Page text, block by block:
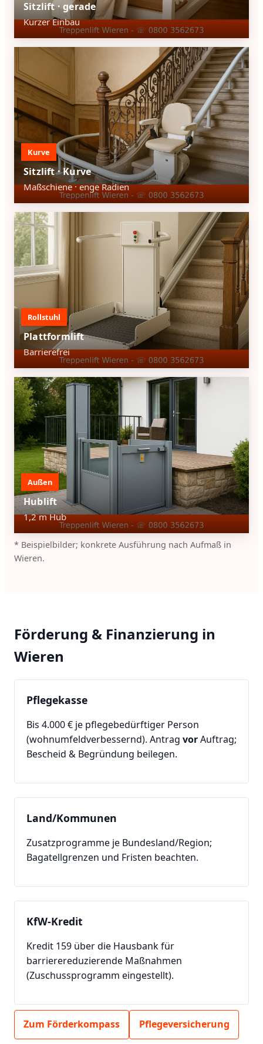
Sitzlift · gerade
Kurzer Einbau
Kurve
Sitzlift · Kurve
Maßschiene · enge Radien
Rollstuhl
Plattformlift
Barrierefrei
Außen
Hublift
1,2 m Hub
* Beispielbilder; konkrete Ausführung nach Aufmaß in
Wieren.
Förderung & Finanzierung in
Wieren
Pflegekasse
Bis 4.000 € je pflegebedürftiger Person
(wohnumfeldverbessernd). Antrag vorAuftrag;
Bescheid & Begründung beilegen.
Land/Kommunen
Zusatzprogramme je Bundesland/Region;
Bagatellgrenzen und Fristen beachten.
KfW-Kredit
Kredit 159 über die Hausbank für
barrierereduzierende Maßnahmen
(Zuschussprogramm eingestellt).
Zum Förderkompass Pflegeversicherung